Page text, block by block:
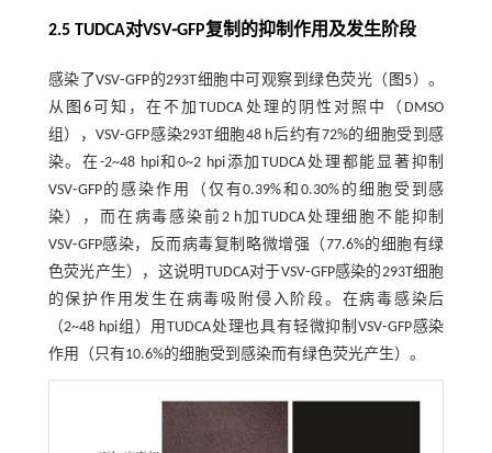
2.5 TUDCA对VSV⁃GFP复制的抑制作用及发生阶段
感染了VSV⁃GFP的293T细胞中可观察到绿色荧光（ 图5）。
从 图6可知，在不加TUDCA处理的阴性对照中（DMSO
组），VSV⁃GFP感染293T细胞48 h后约有72%的细胞受到感
染。在-2~48 hpi和0~2 hpi添加TUDCA处理都能显著抑制
VSV⁃GFP的感染作用（仅有0.39%和0.30%的细胞受到感
染），而在病毒感染前2 h加TUDCA处理细胞不能抑制
VSV⁃GFP感染，反而病毒复制略微增强（77.6%的细胞有绿
色荧光产生），这说明TUDCA对于VSV⁃GFP感染的293T细胞
的保护作用发生在病毒吸附侵入阶段。在病毒感染后
（2~48 hpi组）用TUDCA处理也具有轻微抑制VSV⁃GFP感染
作用（只有10.6%的细胞受到感染而有绿色荧光产生）。